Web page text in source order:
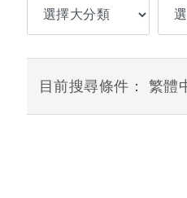
目前搜尋條件： 繁體